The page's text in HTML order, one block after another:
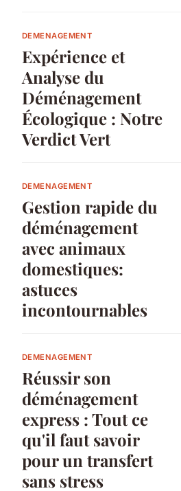
DEMENAGEMENT
Expérience et
Analyse du
Déménagement
Écologique : Notre
Verdict Vert
DEMENAGEMENT
Gestion rapide du
déménagement
avec animaux
domestiques:
astuces
incontournables
DEMENAGEMENT
Réussir son
déménagement
express : Tout ce
qu'il faut savoir
pour un transfert
sans stress